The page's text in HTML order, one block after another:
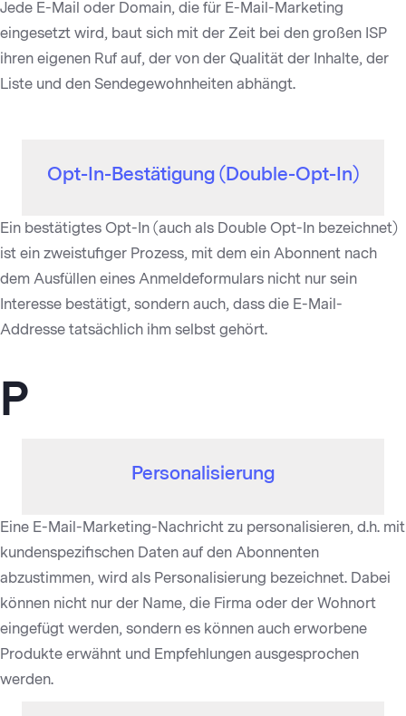
Jede E-Mail oder Domain, die für E-Mail-Marketing
eingesetzt wird, baut sich mit der Zeit bei den großen ISP
ihren eigenen Ruf auf, der von der Qualität der Inhalte, der
Liste und den Sendegewohnheiten abhängt.
Opt-In-Bestätigung (Double-Opt-In)
Ein bestätigtes Opt-In (auch als Double Opt-In bezeichnet)
ist ein zweistufiger Prozess, mit dem ein Abonnent nach
dem Ausfüllen eines Anmeldeformulars nicht nur sein
Interesse bestätigt, sondern auch, dass die E-Mail-
Addresse tatsächlich ihm selbst gehört.
P
Personalisierung
Eine E-Mail-Marketing-Nachricht zu personalisieren, d.h. mit
kundenspezifischen Daten auf den Abonnenten
abzustimmen, wird als Personalisierung bezeichnet. Dabei
können nicht nur der Name, die Firma oder der Wohnort
eingefügt werden, sondern es können auch erworbene
Produkte erwähnt und Empfehlungen ausgesprochen
werden.